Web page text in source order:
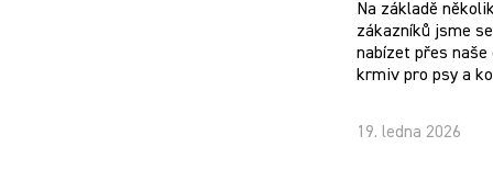
Na základě
zákazníků jsme
nabízet přes
krmiv pro psy a
19. ledna 2026